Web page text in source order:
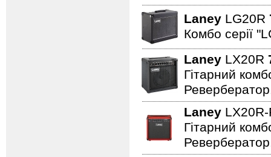
Laney LG20R
Комбо серії
Laney LX20R
Гітарний
Laney
Гітарний